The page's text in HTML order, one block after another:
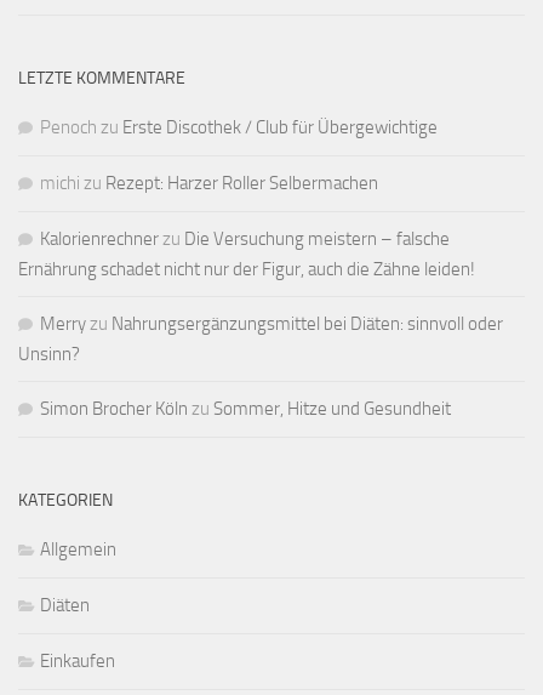
LETZTE KOMMENTARE
Penoch zu Erste Discothek / Club für Übergewichtige
michi zu Rezept: Harzer Roller Selbermachen
Kalorienrechnerzu Die Versuchung meistern – falsche
Ernährung schadet nicht nur der Figur, auch die Zähne leiden!
Merryzu Nahrungsergänzungsmittel bei Diäten: sinnvoll oder
Unsinn?
Simon Brocher Köln zu Sommer, Hitze und Gesundheit
KATEGORIEN
Allgemein
Diäten
Einkaufen